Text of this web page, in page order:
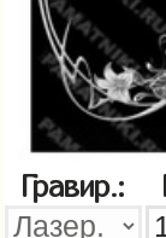
Гравир.: